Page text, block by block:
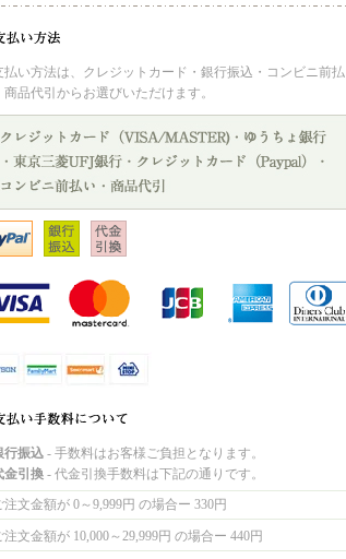
払い方法は、クレジットカード・銀行振込・コンビニ前払
商品代引からお選びいただけます。
行振込 - 手数料はお客様ご負担となります。
金引換 - 代金引換手数料は下記の通りです。
注文金額が 0～9,999円 の場合ー 330円
注文金額が 10,000～29,999円 の場合ー 440円